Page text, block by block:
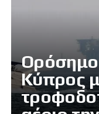
Ορόσημο
Κύπρος